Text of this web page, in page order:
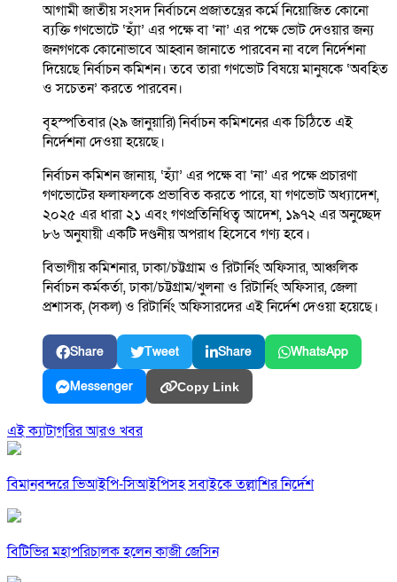
আগামী জাতীয় সংসদ নির্বাচনে প্রজাতন্ত্রের কর্মে নিয়োজিত কোনো
ব্যক্তি গণভোটে ‘হ্যাঁ’ এর পক্ষে বা ‘না’ এর পক্ষে ভোট দেওয়ার জন্য
জনগণকে কোনোভাবে আহ্বান জানাতে পারবেন না বলে নির্দেশনা
দিয়েছে নির্বাচন কমিশন। তবে তারা গণভোট বিষয়ে মানুষকে ‘অবহিত
ও সচেতন’ করতে পারবেন।
বৃহস্পতিবার (২৯ জানুয়ারি) নির্বাচন কমিশনের এক চিঠিতে এই
নির্দেশনা দেওয়া হয়েছে।
নির্বাচন কমিশন জানায়, ‘হ্যাঁ’ এর পক্ষে বা ‘না’ এর পক্ষে প্রচারণা
গণভোটের ফলাফলকে প্রভাবিত করতে পারে, যা গণভোট অধ্যাদেশ,
২০২৫ এর ধারা ২১ এবং গণপ্রতিনিধিত্ব আদেশ, ১৯৭২ এর অনুচ্ছেদ
৮৬ অনুযায়ী একটি দণ্ডনীয় অপরাধ হিসেবে গণ্য হবে।
বিভাগীয় কমিশনার, ঢাকা/চট্টগ্রাম ও রিটার্নিং অফিসার, আঞ্চলিক
নির্বাচন কর্মকর্তা, ঢাকা/চট্টগ্রাম/খুলনা ও রিটার্নিং অফিসার, জেলা
প্রশাসক, (সকল) ও রিটার্নিং অফিসারদের এই নির্দেশ দেওয়া হয়েছে।
Share Tweet Share WhatsApp
Messenger Copy Link
এই ক্যাটাগরির আরও খবর
বিমানবন্দরে ভিআইপি-সিআইপিসহ সবাইকে তল্লাশির নির্দেশ
বিটিভির মহাপরিচালক হলেন কাজী জেসিন